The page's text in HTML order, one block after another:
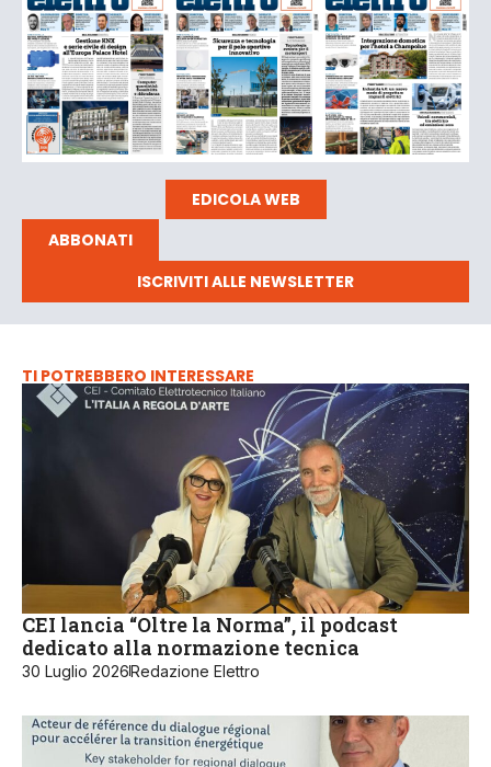
EDICOLA WEB
ABBONATI
ISCRIVITI ALLE NEWSLETTER
TI POTREBBERO INTERESSARE
CEI lancia “Oltre la Norma”, il podcast
dedicato alla normazione tecnica
30 Luglio 2026Redazione Elettro